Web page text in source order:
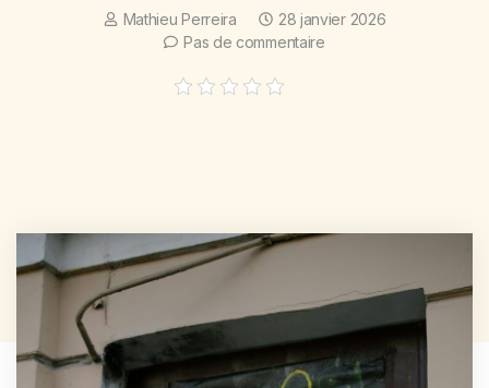
Mathieu Perreira
28 janvier 2026
Pas de commentaire